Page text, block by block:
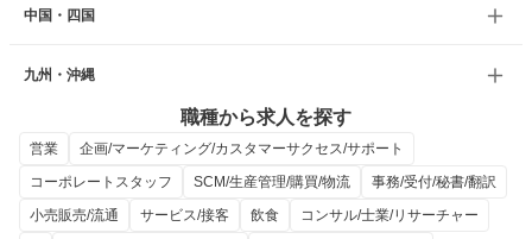
中国・四国
九州・沖縄
職種から求人を探す
営業
企画/マーケティング/カスタマーサクセス/サポート
コーポレートスタッフ
SCM/生産管理/購買/物流
事務/受付/秘書/翻訳
小売販売/流通
サービス/接客 飲食
コンサル/士業/リサーチャー